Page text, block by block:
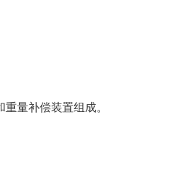
量补偿装置组成。